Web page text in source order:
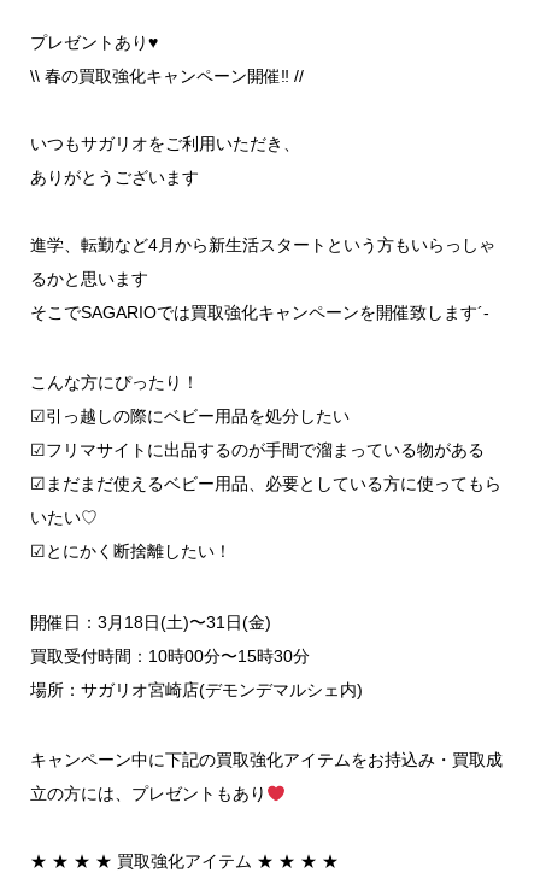
プレゼントあり♥
\\ 春の買取強化キャンペーン開催‼︎ //
いつもサガリオをご利用いただき、
ありがとうございます
進学、転勤など4月から新生活スタートという方もいらっしゃ
るかと思います
そこでSAGARIOでは買取強化キャンペーンを開催致します´-
こんな方にぴったり！
☑︎引っ越しの際にベビー用品を処分したい
☑︎フリマサイトに出品するのが手間で溜まっている物がある
☑︎まだまだ使えるベビー用品、必要としている方に使ってもら
いたい♡
☑︎とにかく断捨離したい！
開催日：3月18日(土)〜31日(金)
⁡買取受付時間：10時00分〜15時30分
場所：サガリオ宮崎店(デモンデマルシェ内)
キャンペーン中に下記の買取強化アイテムをお持込み・買取成
立の方には、プレゼントもあり
★ ★ ★ ★ 買取強化アイテム ︎★ ★ ★ ★